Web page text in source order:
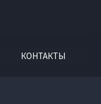
КОНТАКТЫ